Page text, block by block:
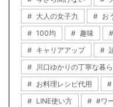
大人の女子力
お
100均
趣味
キャリアアップ
川口ゆかりの丁寧な暮
お料理レシピ代用
LINE使い方
#ワ